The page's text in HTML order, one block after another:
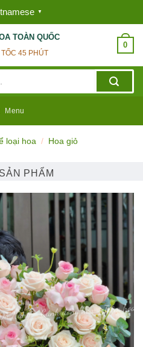
▼
TOÀN QUỐC
TỐC 45 PHÚT
0
Menu
loại hoa / Hoa giỏ
PHẨM